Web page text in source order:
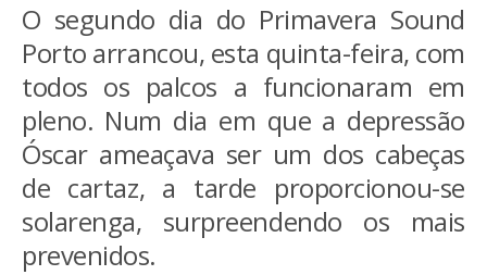
O segundo dia do Primavera Sound
Porto arrancou, esta quinta-feira, com
todos os palcos a funcionaram em
pleno. Num dia em que a depressão
Óscar ameaçava ser um dos cabeças
de cartaz, a tarde proporcionou-se
solarenga, surpreendendo os mais
prevenidos.